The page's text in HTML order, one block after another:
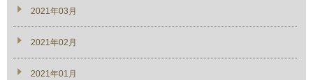
2021年03月
2021年02月
2021年01月